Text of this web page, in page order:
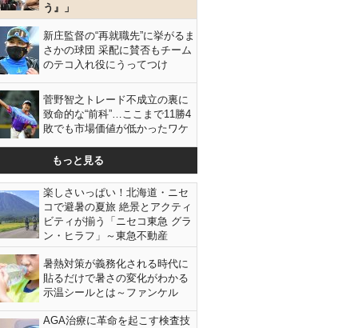
う』」
新庄監督の“再就職先”に挙がるま
さかの球団 采配に賛否もチーム
のテコ入れ役にうってつけ
菅野智之トレード不成立の裏に
致命的な“前科”…ここまで11勝4
敗でも市場価値が低かったワケ
もっと見る
楽しさいっぱい！北海道・ニセ
コで避暑の夏旅 絶景とアクティ
ビティが揃う「ニセコ東急 グラ
ン・ヒラフ」～東急不動産
暑熱対策が義務化される時代に
貼るだけで暑さの変化がわかる
示温シールとは～ファンケル
AGA治療に革命を起こす検査技